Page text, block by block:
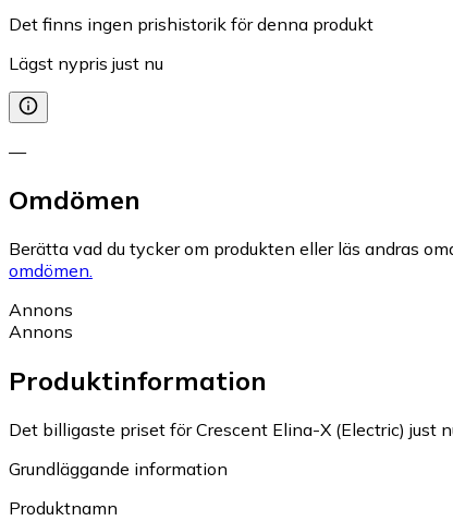
Det finns ingen prishistorik för denna produkt
Lägst nypris just nu
—
Omdömen
Berätta vad du tycker om produkten eller läs andras
omdömen.
Annons
Annons
Produktinformation
Det billigaste priset för Crescent Elina-X (Electric) just
Grundläggande information
Produktnamn